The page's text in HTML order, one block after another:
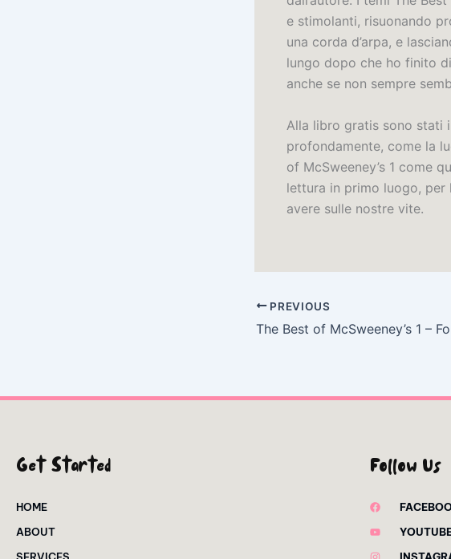
e stimolanti, risuonando
una corda d’arpa, e
lungo dopo che ho finito
anche se non sempre
Alla libro gratis sono stati
profondamente, come la
of McSweeney’s 1 come
lettura in primo luogo, per
avere sulle nostre vite.
PREVIOUS
Get Started
HOME
ABOUT
Follow Us